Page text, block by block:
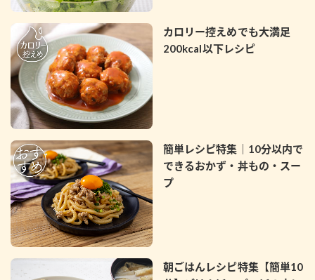
カロリー控えめでも大満足
200kcal以下レシピ
簡単レシピ特集｜10分以内で
できるおかず・丼もの・スー
プ
朝ごはんレシピ特集【簡単10